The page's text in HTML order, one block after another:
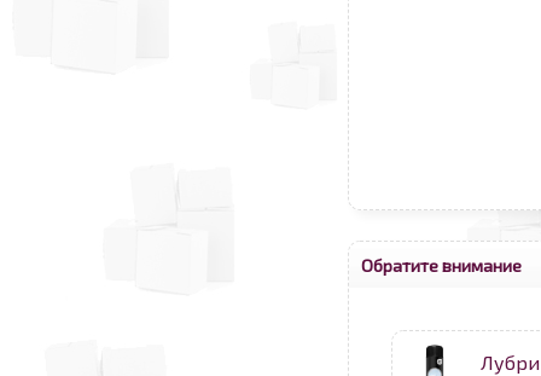
Обратите внимание